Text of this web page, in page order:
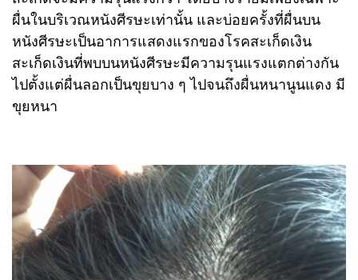
ผื่นในบริเวณหนังศีรษะเท่านั้น และบ่อยครั้งที่ผื่นบน
หนังศีรษะเป็นอาการแสดงแรกของโรคสะเก็ดเงิน
สะเก็ดเงินที่พบบนหนังศีรษะมีความรุนแรงแตกต่างกัน
ไปตั้งแต่ผื่นลอกเป็นขุยบาง ๆ ไปจนถึงผื่นหนานูนแดง มี
ขุยหนา